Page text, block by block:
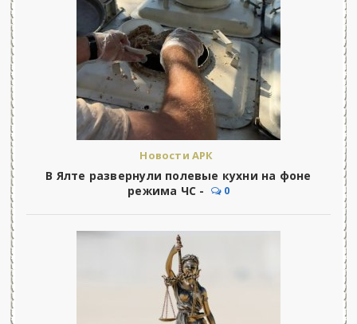
Новости АРК
В Ялте развернули полевые кухни на фоне
режима ЧС -
0